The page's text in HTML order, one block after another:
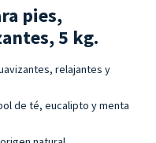
pies,
5 kg.
relajantes y
de té, eucalipto y menta